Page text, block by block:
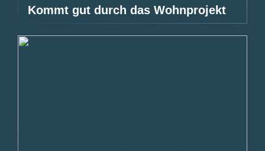
Kommt gut durch das Wohnprojekt